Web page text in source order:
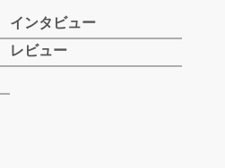
インタビュー
レビュー